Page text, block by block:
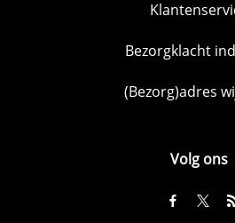
Bezorgklacht
(Bezorg)adres
Volg ons